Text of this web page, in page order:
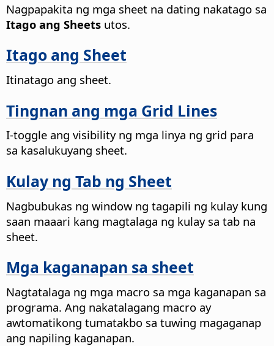
Nagpapakita ng mga sheet na dating nakatago sa
Itago ang Sheets utos.
Itago ang Sheet
Itinatago ang sheet.
Tingnan ang mga Grid Lines
I-toggle ang visibility ng mga linya ng grid para
sa kasalukuyang sheet.
Kulay ng Tab ng Sheet
Nagbubukas ng window ng tagapili ng kulay kung
saan maaari kang magtalaga ng kulay sa tab na
sheet.
Mga kaganapan sa sheet
Nagtatalaga ng mga macro sa mga kaganapan sa
programa. Ang nakatalagang macro ay
awtomatikong tumatakbo sa tuwing magaganap
ang napiling kaganapan.